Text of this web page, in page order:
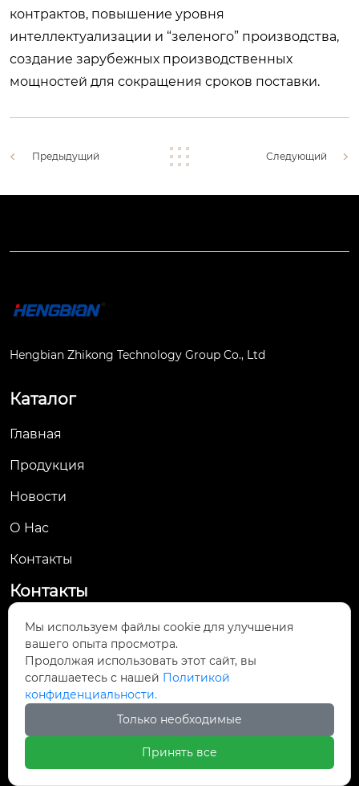
контрактов, повышение уровня
интеллектуализации и “зеленого” производства,
создание зарубежных производственных
мощностей для сокращения сроков поставки.
Предыдущий Следующий
Hengbian Zhikong Technology Group Co., Ltd
Каталог
Главная
Продукция
Новости
О Hас
Контакты
Контакты

No. 61, Jingsan Road, Yueqing Economic
Development Zone, Yueqing City, Wenzhou,
Zhejiang Province
 yunsale007@gmail.com

Мы используем файлы cookie для улучшения
вашего опыта просмотра.
Продолжая использовать этот сайт, вы
соглашаетесь с нашей Политикой
конфиденциальности.
Только необходимые
Принять все